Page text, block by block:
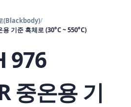
(Blackbody)/
기준 흑체로 (30°C ~ 550°C)
976
중온용 기